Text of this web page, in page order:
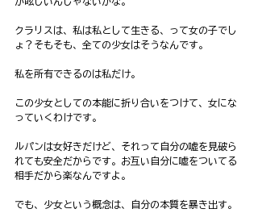
クラリスは、私は私として生きる、って女の子でし
ょ？そもそも、全ての少女はそうなんです。
私を所有できるのは私だけ。
この少女としての本能に折り合いをつけて、女にな
っていくわけです。
ルパンは女好きだけど、それって自分の嘘を見破ら
れても安全だからです。お互い自分に嘘をついてる
相手だから楽なんですよ。
でも、少女という概念は、自分の本質を暴き出す。